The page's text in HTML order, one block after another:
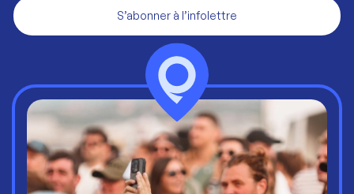
S’abonner à l’infolettre